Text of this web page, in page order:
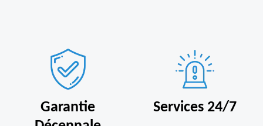
Garantie
Services 24/7